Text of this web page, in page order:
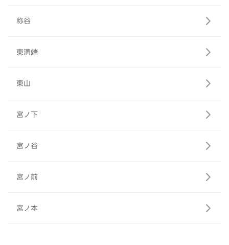
称谷
東溝端
東山
宮ノ下
宮ノ谷
宮ノ前
宮ノ本